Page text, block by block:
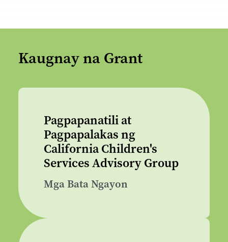
Kaugnay na Grant
Pagpapanatili at
Pagpapalakas ng
California Children's
Services Advisory Group
Mga Bata Ngayon